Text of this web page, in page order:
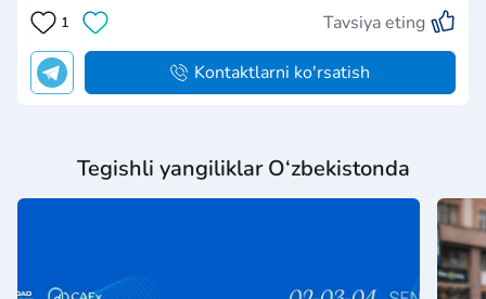
1 Tavsiya eting
Kontaktlarni ko'rsatish
Tegishli yangiliklar O‘zbekistonda